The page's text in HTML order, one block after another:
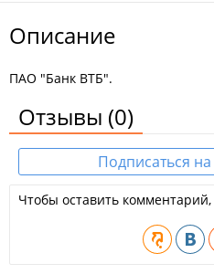
Описание
ПАО "Банк ВТБ".
Отзывы (0)
Подписаться
Чтобы оставить